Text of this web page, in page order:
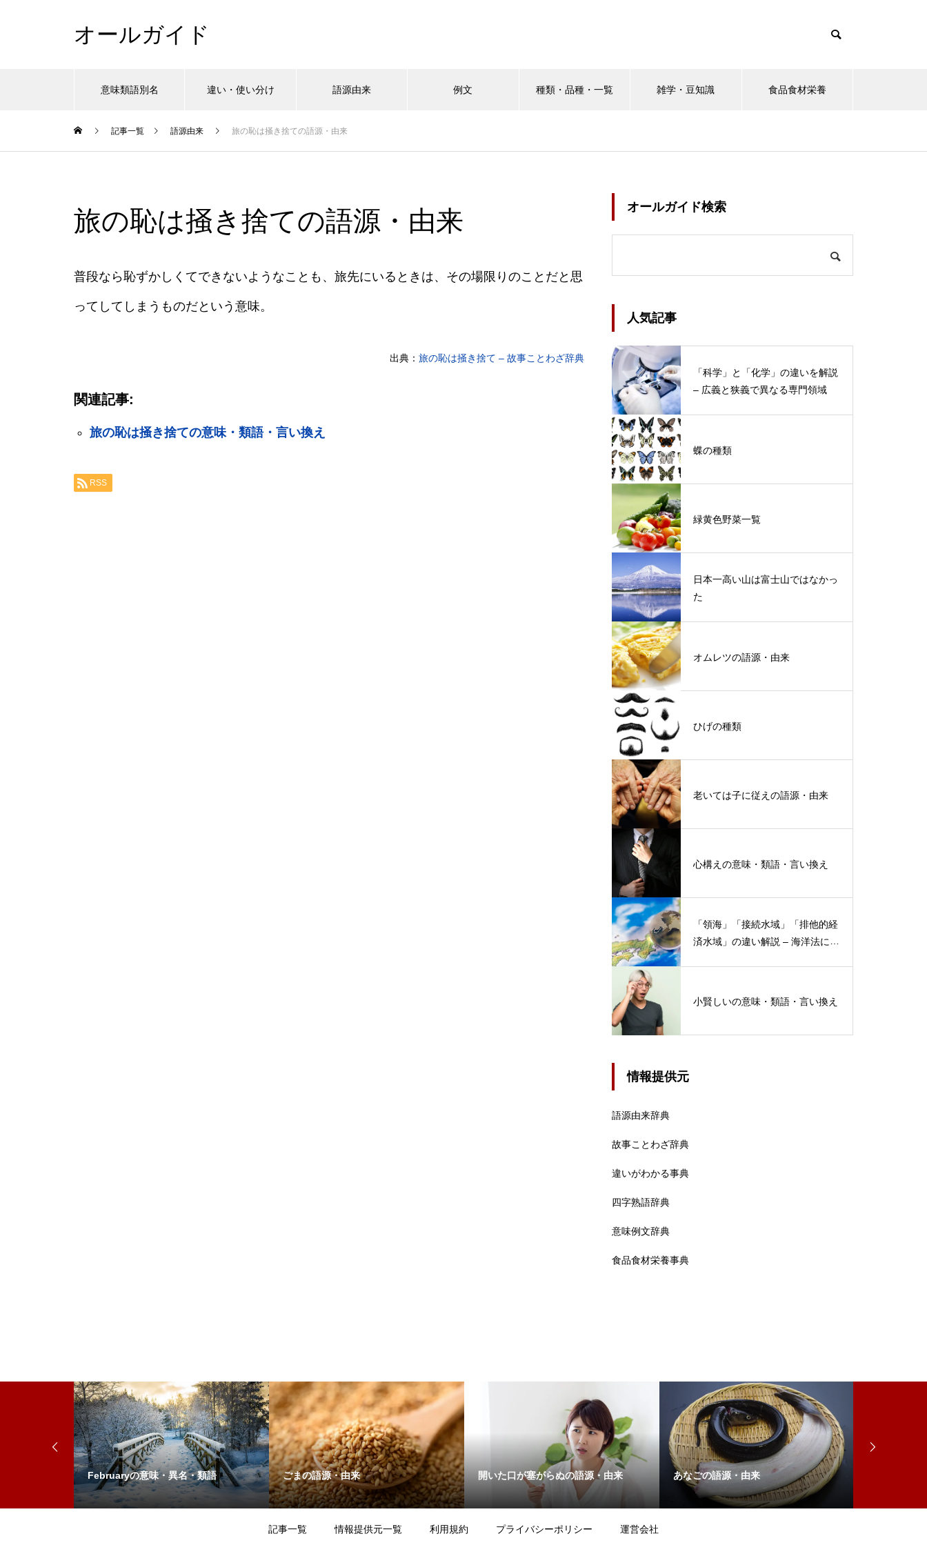
オールガイド
意味類語別名 違い・使い分け 語源由来 例文 種類・品種・一覧 雑学・豆知識 食品食材栄養
記事一覧 語源由来 旅の恥は掻き捨ての語源・由来
旅の恥は掻き捨ての語源・由来
普段なら恥ずかしくてできないようなことも、旅先にいるときは、その場限りのことだと思
ってしてしまうものだという意味。
出典： 旅の恥は掻き捨て – 故事ことわざ辞典
関連記事:
旅の恥は掻き捨ての意味・類語・言い換え
RSS
オールガイド検索
人気記事
「科学」と「化学」の違いを解説
– 広義と狭義で異なる専門領域
蝶の種類
緑黄色野菜一覧
日本一高い山は富士山ではなかっ
た
オムレツの語源・由来
ひげの種類
老いては子に従えの語源・由来
心構えの意味・類語・言い換え
「領海」「接続水域」「排他的経
済水域」の違い解説 – 海洋法にお
小賢しいの意味・類語・言い換え
情報提供元
語源由来辞典
故事ことわざ辞典
違いがわかる事典
四字熟語辞典
意味例文辞典
食品食材栄養事典
Februaryの意味・異名・類語 ごまの語源・由来 開いた口が塞がらぬの語源・由来 あなごの語源・由来
記事一覧 情報提供元一覧 利用規約 プライバシーポリシー 運営会社